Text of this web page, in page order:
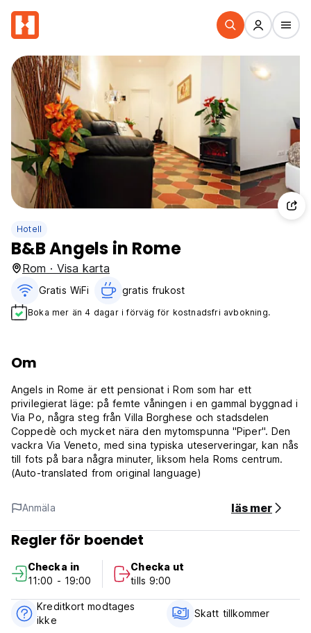
Hotell
B&B Angels in Rome
Rom · Visa karta
Gratis WiFi gratis frukost‎
Boka mer än 4 dagar i förväg för kostnadsfri avbokning.
Om
Angels in Rome är ett pensionat i Rom som har ett
privilegierat läge: på femte våningen i en gammal byggnad i
Via Po, några steg från Villa Borghese och stadsdelen
Coppedè och mycket nära den mytomspunna "Piper". Den
vackra Via Veneto, med sina typiska uteserveringar, kan nås
till fots på bara några minuter, liksom hela Roms centrum.
(Auto-translated from original language)
Anmäla läs mer
Regler för boendet
Checka in
11:00 - 19:00
Checka ut
tills 9:00
Kreditkort modtages
ikke
Skatt tillkommer